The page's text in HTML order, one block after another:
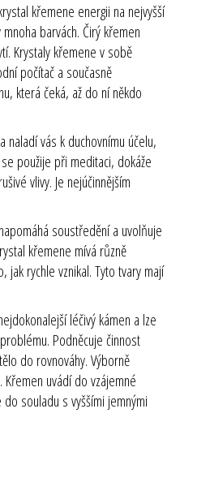
křemene energii na nejvyšší
barvách. Čirý křemen
Krystaly křemene v sobě
počítač a současně
která čeká, až do ní někdo
naladí vás k duchovnímu účelu,
použije při meditaci, dokáže
vlivy. Je nejúčinnějším
soustředění a uvolňuje
křemene mívá různě
rychle vznikal. Tyto tvary mají
léčivý kámen a lze
Podněcuje činnost
do rovnováhy. Výborně
uvádí do vzájemné
souladu s vyššími jemnými